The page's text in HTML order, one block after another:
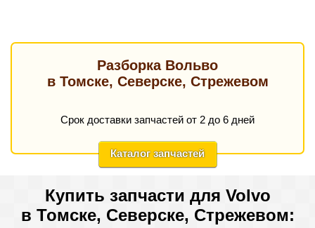
Разборка Вольво
в Томске, Северске, Стрежевом
Срок доставки запчастей от 2 до 6 дней
Каталог запчастей
Купить запчасти для Volvo
в Томске, Северске, Стрежевом: